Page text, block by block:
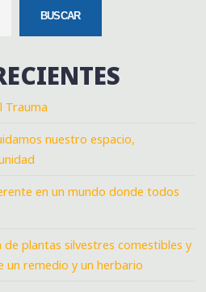
BUSCAR
Trauma
nuestro espacio,
en un mundo donde todos
de plantas silvestres comestibles y
un remedio y un herbario